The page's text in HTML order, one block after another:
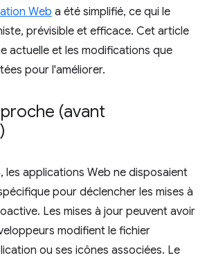
Web a été simplifié, ce qui le
prévisible et efficace. Cet article
actuelle et les modifications que
pour l'améliorer.
(avant
les applications Web ne disposaient
pour déclencher les mises à
Les mises à jour peuvent avoir
modifient le fichier
ou ses icônes associées. Le